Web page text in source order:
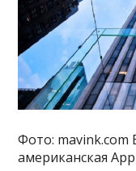
Фото: mavink.com
американская